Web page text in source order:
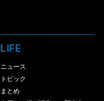
LIFE
ニュース
トピック
まとめ